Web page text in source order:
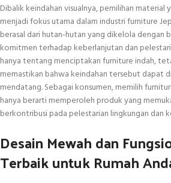
Dibalik keindahan visualnya, pemilihan material
menjadi fokus utama dalam industri furniture
berasal dari hutan-hutan yang dikelola dengan
komitmen terhadap keberlanjutan dan
hanya tentang menciptakan furniture indah,
memastikan bahwa keindahan tersebut dapat
mendatang. Sebagai konsumen, memilih
hanya berarti memperoleh produk yang
berkontribusi pada pelestarian lingkungan dan
Desain Mewah dan
Terbaik untuk Rumah